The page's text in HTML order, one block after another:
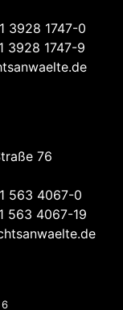
3928 1747-0
3928 1747-9
76
563 4067-0
563 4067-19